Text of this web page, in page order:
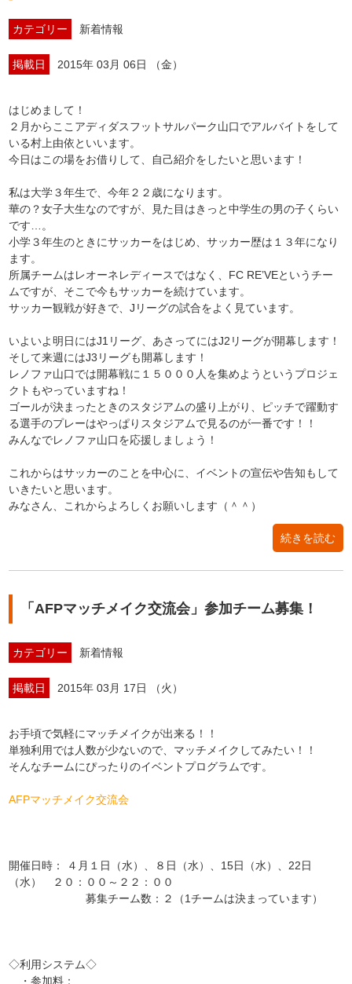
カテゴリー 新着情報
掲載日 2015年 03月 06日 （金）
はじめまして！
２月からここアディダスフットサルパーク山口でアルバイトをして
いる村上由依といいます。
今日はこの場をお借りして、自己紹介をしたいと思います！
私は大学３年生で、今年２２歳になります。
華の？女子大生なのですが、見た目はきっと中学生の男の子くらい
です…。
小学３年生のときにサッカーをはじめ、サッカー歴は１３年になり
ます。
所属チームはレオーネレディースではなく、FC RE’VEというチー
ムですが、そこで今もサッカーを続けています。
サッカー観戦が好きで、Jリーグの試合をよく見ています。
いよいよ明日にはJ1リーグ、あさってにはJ2リーグが開幕します！
そして来週にはJ3リーグも開幕します！
レノファ山口では開幕戦に１５０００人を集めようというプロジェ
クトもやっていますね！
ゴールが決まったときのスタジアムの盛り上がり、ピッチで躍動す
る選手のプレーはやっぱりスタジアムで見るのが一番です！！
みんなでレノファ山口を応援しましょう！
これからはサッカーのことを中心に、イベントの宣伝や告知もして
いきたいと思います。
みなさん、これからよろしくお願いします（＾＾）
続きを読む
「AFPマッチメイク交流会」参加チーム募集！
カテゴリー 新着情報
掲載日 2015年 03月 17日 （火）
お手頃で気軽にマッチメイクが出来る！！
単独利用では人数が少ないので、マッチメイクしてみたい！！
そんなチームにぴったりのイベントプログラムです。
AFPマッチメイク交流会
開催日時： ４月１日（水）、８日（水）、15日（水）、22日
（水） ２０：００～２２：００
募集チーム数：２（1チームは決まっています）
◇利用システム◇
・参加料：